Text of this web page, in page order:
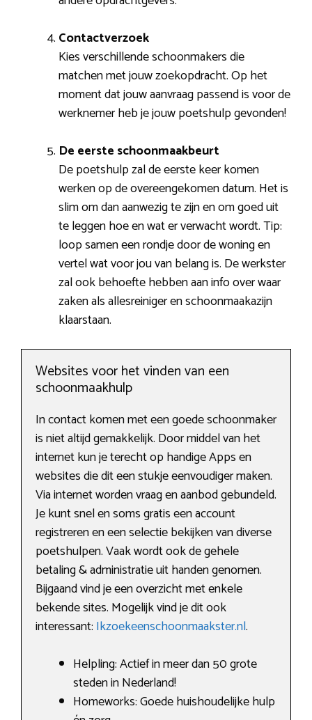
Contactverzoek
Kies verschillende schoonmakers die
matchen met jouw zoekopdracht. Op het
moment dat jouw aanvraag passend is voor de
werknemer heb je jouw poetshulp gevonden!
De eerste schoonmaakbeurt
De poetshulp zal de eerste keer komen
werken op de overeengekomen datum. Het is
slim om dan aanwezig te zijn en om goed uit
te leggen hoe en wat er verwacht wordt. Tip:
loop samen een rondje door de woning en
vertel wat voor jou van belang is. De werkster
zal ook behoefte hebben aan info over waar
zaken als allesreiniger en schoonmaakazijn
klaarstaan.
Websites voor het vinden van een
schoonmaakhulp
In contact komen met een goede schoonmaker
is niet altijd gemakkelijk. Door middel van het
internet kun je terecht op handige Apps en
websites die dit een stukje eenvoudiger maken.
Via internet worden vraag en aanbod gebundeld.
Je kunt snel en soms gratis een account
registreren en een selectie bekijken van diverse
poetshulpen. Vaak wordt ook de gehele
betaling & administratie uit handen genomen.
Bijgaand vind je een overzicht met enkele
bekende sites. Mogelijk vind je dit ook
interessant: Ikzoekeenschoonmaakster.nl.
Helpling: Actief in meer dan 50 grote
steden in Nederland!
Homeworks: Goede huishoudelijke hulp